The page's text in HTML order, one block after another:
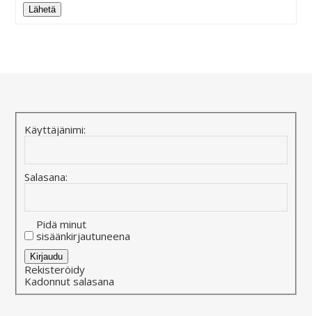
Lähetä
Käyttäjänimi:
Salasana:
Pidä minut
sisäänkirjautuneena
Alternative:
Kirjaudu
Rekisteröidy
Kadonnut salasana